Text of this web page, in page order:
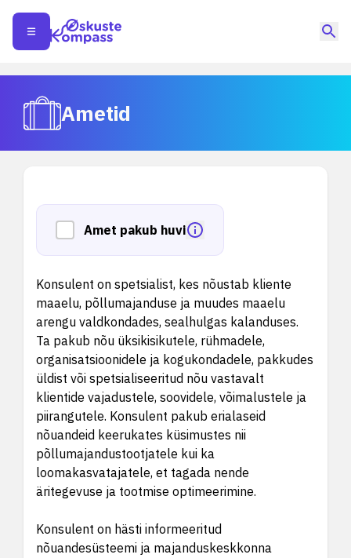
Ametid
Amet pakub huvi
Konsulent on spetsialist, kes nõustab kliente
maaelu, põllumajanduse ja muudes maaelu
arengu valdkondades, sealhulgas kalanduses.
Ta pakub nõu üksikisikutele, rühmadele,
organisatsioonidele ja kogukondadele, pakkudes
üldist või spetsialiseeritud nõu vastavalt
klientide vajadustele, soovidele, võimalustele ja
piirangutele. Konsulent pakub erialaseid
nõuandeid keerukates küsimustes nii
põllumajandustootjatele kui ka
loomakasvatajatele, et tagada nende
äritegevuse ja tootmise optimeerimine.
Konsulent on hästi informeeritud
nõuandesüsteemi ja majanduskeskkonna